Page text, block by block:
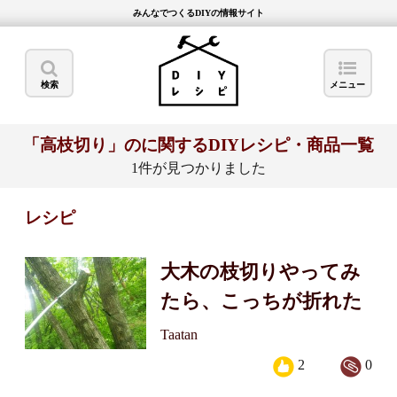
みんなでつくるDIYの情報サイト
検索 メニュー
「高枝切り」のに関するDIYレシピ・商品一覧
1件が見つかりました
レシピ
大木の枝切りやってみ
たら、こっちが折れた
Taatan
0
2